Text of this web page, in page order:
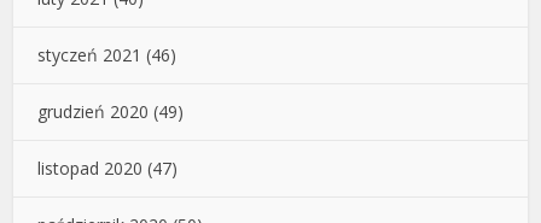
styczeń 2021 (46)
grudzień 2020 (49)
listopad 2020 (47)